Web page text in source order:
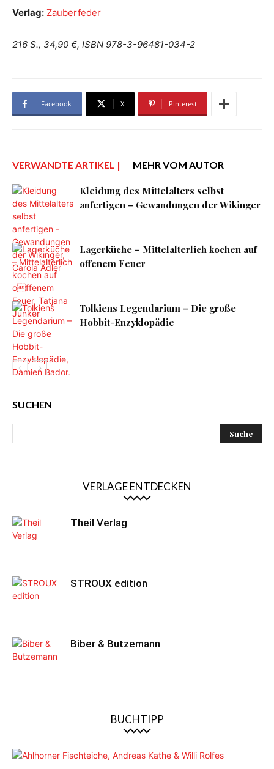
Verlag: Zauberfeder
216 S., 34,90 €, ISBN 978-3-96481-034-2
Facebook X Pinterest
VERWANDTE ARTIKEL | MEHR VOM AUTOR
Kleidung des Mittelalters selbst
anfertigen – Gewandungen der Wikinger
Lagerküche – Mittelalterlich kochen auf
offenem Feuer
Tolkiens Legendarium – Die große
Hobbit-Enzyklopädie
SUCHEN
VERLAGE ENTDECKEN
Theil Verlag
STROUX edition
Biber & Butzemann
BUCHTIPP